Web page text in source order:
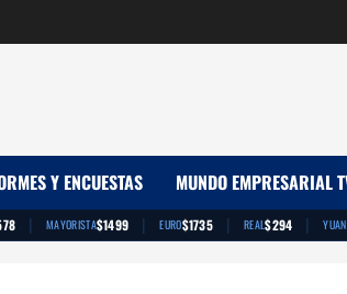
Y ENCUESTAS MUNDO EMPRESARIAL
| MAYORISTA$1499 | EURO$1735 | REAL$294 | YUAN